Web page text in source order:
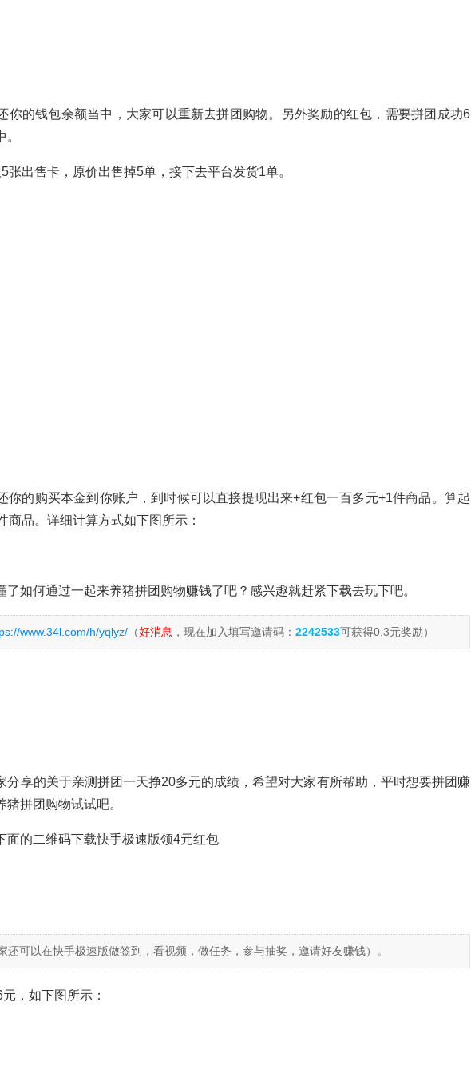
你的钱包余额当中，大家可以重新去拼团购物。另外奖励的红包，需要拼团成功6
张出售卡，原价出售掉5单，接下去平台发货1单。
你的购买本金到你账户，到时候可以直接提现出来+红包一百多元+1件商品。算起
商品。详细计算方式如下图所示：
了如何通过一起来养猪拼团购物赚钱了吧？感兴趣就赶紧下载去玩下吧。
www.34l.com/h/yqlyz/ （好消息 ，现在加入填写邀请码： 2242533可获得0.3元奖励）
分享的关于亲测拼团一天挣20多元的成绩，希望对大家有所帮助，平时想要拼团赚
拼团购物试试吧。
面的二维码下载快手极速版领4元红包
还可以在快手极速版做签到，看视频，做任务，参与抽奖，邀请好友赚钱）。
，如下图所示：